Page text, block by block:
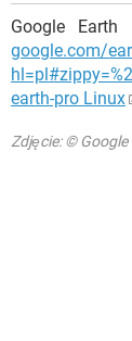
Google
google.com/
earth-pro Linux
Zdjęcie: © Google